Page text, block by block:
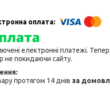
електронні платежі.
не покидаючи сайту.
протягом 14 днів за